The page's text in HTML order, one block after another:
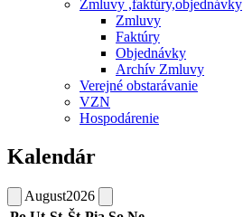
Zmluvy ,faktúry,objednávky
Zmluvy
Faktúry
Objednávky
Archív Zmluvy
Verejné obstarávanie
VZN
Hospodárenie
Kalendár
August2026